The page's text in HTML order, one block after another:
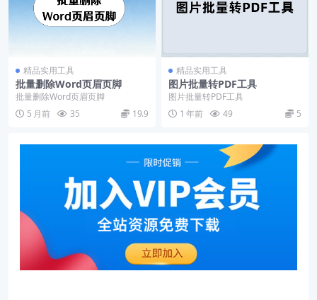
精品实用工具
批量删除Word页眉页脚
批量删除Word页眉页脚
5 月前
35 19.9
精品实用工具
图片批量转PDF工具
图片批量转PDF工具
1 年前
49 5